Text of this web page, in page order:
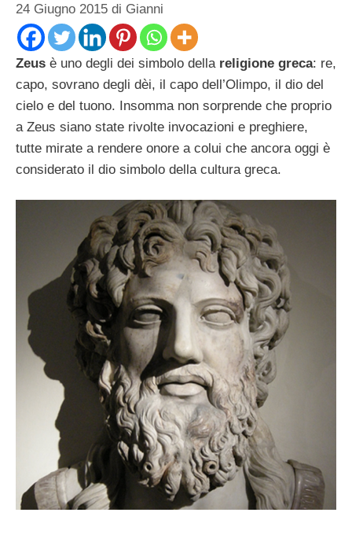
24 Giugno 2015 di Gianni
Zeus è uno degli dei simbolo della religione greca: re,
capo, sovrano degli dèi, il capo dell’Olimpo, il dio del
cielo e del tuono. Insomma non sorprende che proprio
a Zeus siano state rivolte invocazioni e preghiere,
tutte mirate a rendere onore a colui che ancora oggi è
considerato il dio simbolo della cultura greca.